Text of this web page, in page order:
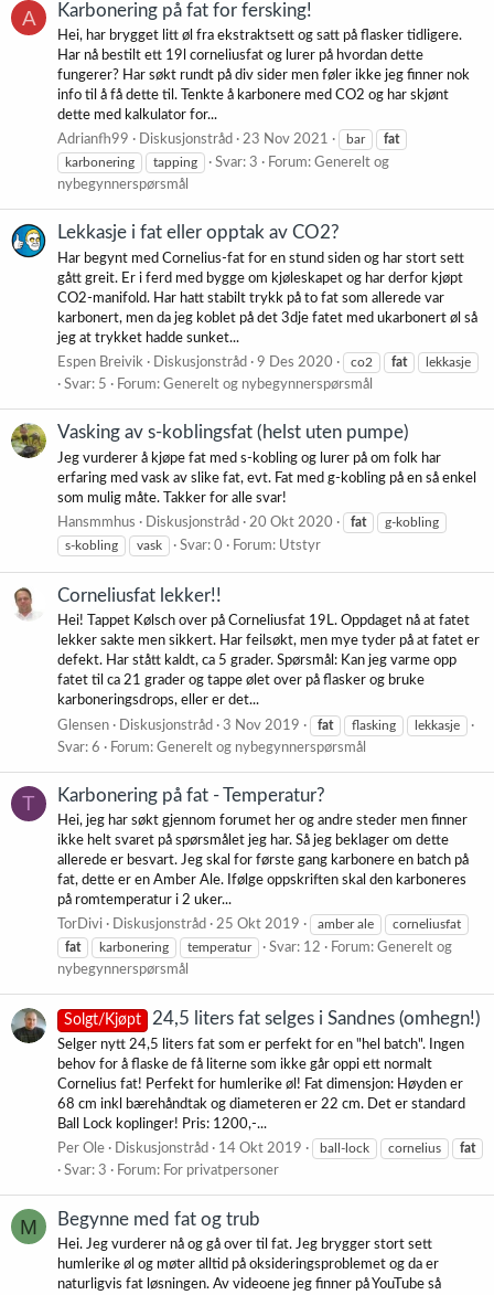
A Karbonering på fat for fersking!
Hei, har brygget litt øl fra ekstraktsett og satt på flasker tidligere.
Har nå bestilt ett 19l corneliusfat og lurer på hvordan dette
fungerer? Har søkt rundt på div sider men føler ikke jeg finner nok
info til å få dette til. Tenkte å karbonere med CO2 og har skjønt
dette med kalkulator for...
Adrianfh99
Diskusjonstråd 23 Nov 2021 bar
fat
karbonering
tapping Svar: 3 Forum: Generelt og
nybegynnerspørsmål
Lekkasje i fat eller opptak av CO2?
Har begynt med Cornelius-fat for en stund siden og har stort sett
gått greit. Er i ferd med bygge om kjøleskapet og har derfor kjøpt
CO2-manifold. Har hatt stabilt trykk på to fat som allerede var
karbonert, men da jeg koblet på det 3dje fatet med ukarbonert øl så
jeg at trykket hadde sunket...
Espen Breivik
Diskusjonstråd 9 Des 2020 co2 fat lekkasje
Svar: 5 Forum: Generelt og nybegynnerspørsmål
Vasking av s-koblingsfat (helst uten pumpe)
Jeg vurderer å kjøpe fat med s-kobling og lurer på om folk har
erfaring med vask av slike fat, evt. Fat med g-kobling på en så enkel
som mulig måte. Takker for alle svar!
Hansmmhus
Diskusjonstråd 20 Okt 2020 fat
g-kobling
s-kobling
vask Svar: 0 Forum: Utstyr
Corneliusfat lekker!!
Hei! Tappet Kølsch over på Corneliusfat 19L. Oppdaget nå at fatet
lekker sakte men sikkert. Har feilsøkt, men mye tyder på at fatet er
defekt. Har stått kaldt, ca 5 grader. Spørsmål: Kan jeg varme opp
fatet til ca 21 grader og tappe ølet over på flasker og bruke
karboneringsdrops, eller er det...
Glensen
Diskusjonstråd 3 Nov 2019 fat flasking lekkasje
Svar: 6 Forum: Generelt og nybegynnerspørsmål
T Karbonering på fat - Temperatur?
Hei, jeg har søkt gjennom forumet her og andre steder men finner
ikke helt svaret på spørsmålet jeg har. Så jeg beklager om dette
allerede er besvart. Jeg skal for første gang karbonere en batch på
fat, dette er en Amber Ale. Ifølge oppskriften skal den karboneres
på romtemperatur i 2 uker...
TorDivi
Diskusjonstråd 25 Okt 2019 amber ale
corneliusfat
fat
karbonering temperatur Svar: 12 Forum: Generelt og
nybegynnerspørsmål
Solgt/Kjøpt 24,5 liters fat selges i Sandnes (omhegn!)
Selger nytt 24,5 liters fat som er perfekt for en "hel batch". Ingen
behov for å flaske de få literne som ikke går oppi ett normalt
Cornelius fat! Perfekt for humlerike øl! Fat dimensjon: Høyden er
68 cm inkl bærehåndtak og diameteren er 22 cm. Det er standard
Ball Lock koplinger! Pris: 1200,-...
Per Ole
Diskusjonstråd 14 Okt 2019 ball-lock cornelius fat
Svar: 3 Forum: For privatpersoner
M Begynne med fat og trub
Hei. Jeg vurderer nå og gå over til fat. Jeg brygger stort sett
humlerike øl og møter alltid på oksideringsproblemet og da er
naturligvis fat løsningen. Av videoene jeg finner på YouTube så